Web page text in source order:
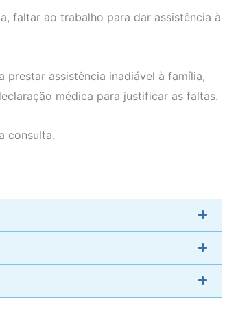
faltar ao trabalho para dar assistência à
assistência inadiável à família,
médica para justificar as faltas.
consulta.